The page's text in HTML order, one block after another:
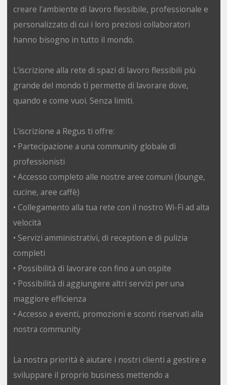
creare l'ambiente di lavoro flessibile, professionale e
personalizzato di cui i loro preziosi collaboratori
hanno bisogno in tutto il mondo.
L'iscrizione alla rete di spazi di lavoro flessibili più
grande del mondo ti permette di lavorare dove,
quando e come vuoi. Senza limiti.
L'iscrizione a Regus ti offre:
• Partecipazione a una community globale di
professionisti
• Accesso completo alle nostre aree comuni (lounge,
cucine, aree caffè)
• Collegamento alla tua rete con il nostro Wi-Fi ad alta
velocità
• Servizi amministrativi, di reception e di pulizia
completi
• Possibilità di lavorare con fino a un ospite
• Possibilità di aggiungere altri servizi per una
maggiore efficienza
• Accesso a eventi, promozioni e sconti riservati alla
nostra community
La nostra priorità è aiutare i nostri clienti a gestire e
sviluppare il proprio business mettendo a